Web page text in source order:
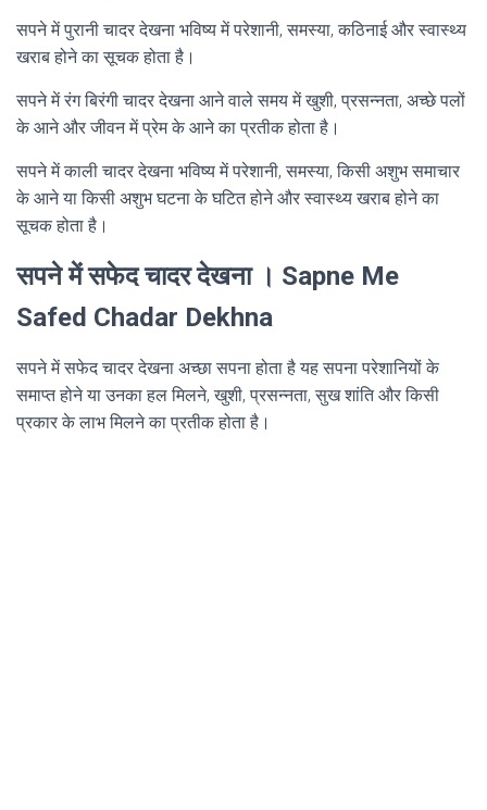
सपने में पुरानी चादर देखना भविष्य में परेशानी, समस्या, कठिनाई और स्वास्थ्य
खराब होने का सूचक होता है।
सपने में रंग बिरंगी चादर देखना आने वाले समय में खुशी, प्रसन्नता, अच्छे पलों
के आने और जीवन में प्रेम के आने का प्रतीक होता है।
सपने में काली चादर देखना भविष्य में परेशानी, समस्या, किसी अशुभ समाचार
के आने या किसी अशुभ घटना के घटित होने और स्वास्थ्य खराब होने का
सूचक होता है।
सपने में सफेद चादर देखना । Sapne Me
Safed Chadar Dekhna
सपने में सफेद चादर देखना अच्छा सपना होता है यह सपना परेशानियों के
समाप्त होने या उनका हल मिलने, खुशी, प्रसन्नता, सुख शांति और किसी
प्रकार के लाभ मिलने का प्रतीक होता है।